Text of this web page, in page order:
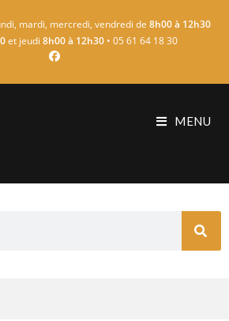
mardi, mercredi, vendredi de 8h00 à 12h30
et jeudi 8h00 à 12h30 • 05 61 64 18 30
MENU